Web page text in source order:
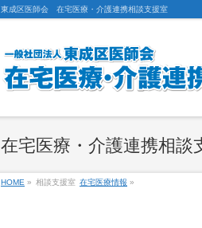
東成区医師会 在宅医療・介護連携相談支援室
在宅医療・介護連携相談
HOME » 相談支援室 在宅医療情報 »